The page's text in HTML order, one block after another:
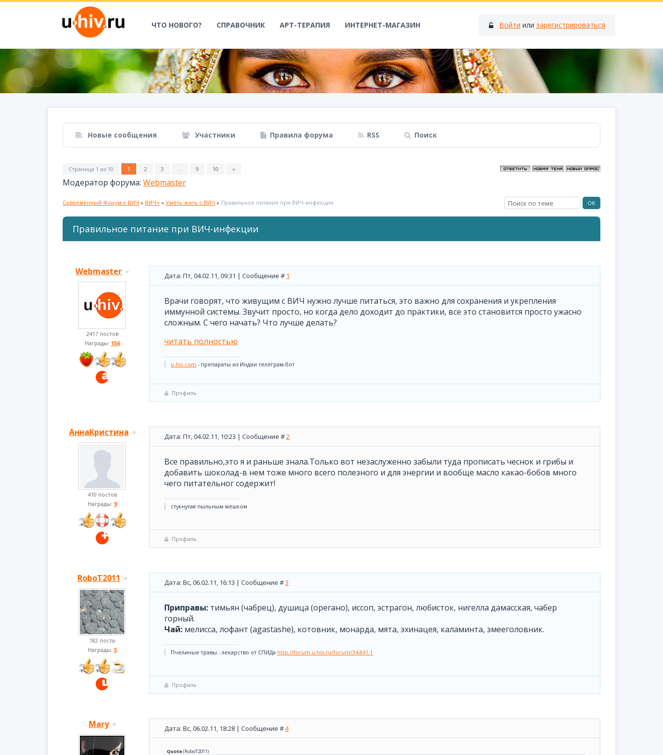
Войти или зарегистрироваться
ЧТО НОВОГО? СПРАВОЧНИК АРТ-ТЕРАПИЯ ИНТЕРНЕТ-МАГАЗИН
Новые сообщения Участники Правила форума RSS Поиск
Страница 1 из 10 1 2 3 … 9 10 »
Модератор форума: Webmaster
Современный Форум о ВИЧ » ВИЧ+ » Уметь жить с ВИЧ » Правильное питание при ВИЧ-инфекции
Правильное питание при ВИЧ-инфекции
Webmaster
2417 постов
Награды: 156
Дата: Пт, 04.02.11, 09:31 | Сообщение # 1
Врачи говорят, что живущим с ВИЧ нужно лучше питаться, это важно для сохранения и укрепления
иммунной системы. Звучит просто, но когда дело доходит до практики, все это становится просто ужасно
сложным. С чего начать? Что лучше делать?
читать полностью
u-hiv.com - препараты из Индии телеграм-бот
Профиль
АннаКристина
410 постов
Награды: 9
Дата: Пт, 04.02.11, 10:23 | Сообщение #2
Все правильно,это я и раньше знала.Только вот незаслуженно забыли туда прописать чеснок и грибы и
добавить шоколад-в нем тоже много всего полезного и для энергии и вообще масло какао-бобов много
чего питательног содержит!
стукнутая пыльным мешком
Профиль
RoboT2011
182 поста
Награды: 5
Дата: Вс, 06.02.11, 16:13 | Сообщение #3
Приправы: тимьян (чабрец), душица (орегано), иссоп, эстрагон, любисток, нигелла дамасская, чабер
горный.
Чай: мелисса, лофант (agastashe), котовник, монарда, мята, эхинацея, каламинта, змееголовник.
Пчелиные травы - лекарство от СПИДа http://forum.u-hiv.ru/forum/34-841-1
Профиль
Mary Дата: Вс, 06.02.11, 18:28 | Сообщение #4
Quote(RoboT2011)